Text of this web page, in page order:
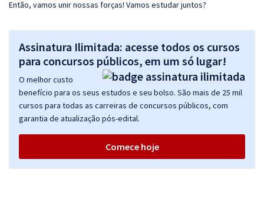
Então, vamos unir nossas forças! Vamos estudar juntos?
Assinatura Ilimitada: acesse todos os cursos
para concursos públicos, em um só lugar!
O melhor custo
benefício para os seus estudos e seu bolso. São mais de 25 mil
cursos para todas as carreiras de concursos públicos, com
garantia de atualização pós-edital.
Comece hoje